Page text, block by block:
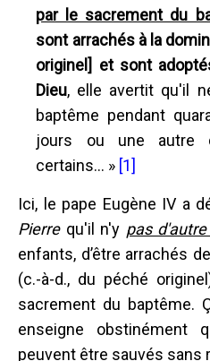
par le sacrement du
sont arrachés à la
originel] et sont
Dieu, elle avertit qu'il
baptême pendant
jours ou une autre
certains... » [1]
Ici, le pape Eugène IV a
Pierrequ'il n'y pas
enfants, d’être arrachés
(c.-à-d., du péché
sacrement du baptême.
enseigne obstinément
peuvent être sauvés sans